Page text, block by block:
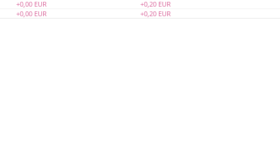
+0,00 EUR
+0,20 EUR
+0,00 EUR
+0,20 EUR